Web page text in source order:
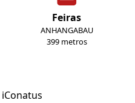
Feiras
ANHANGABAU
399 metros
iConatus